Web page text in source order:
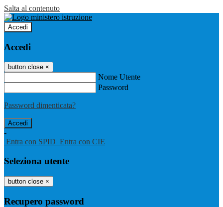
Salta al contenuto
Accedi
Accedi
button close ×
Nome Utente
Password
Password dimenticata?
-
Entra con SPID Entra con CIE
Seleziona utente
button close ×
Recupero password